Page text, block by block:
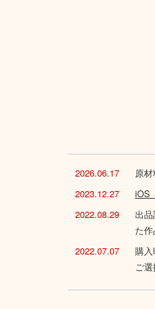
2026.06.17
原
2023.12.27
iOS
2022.08.29
出
た
2022.07.07
購
ご